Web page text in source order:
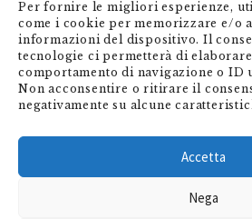
Per fornire le migliori esperienze,
come i cookie per memorizzare e/o
informazioni del dispositivo. Il
tecnologie ci permetterà di
comportamento di navigazione o ID
Non acconsentire o ritirare il
negativamente su alcune
Accetta
Nega
Politica dei resi
Informativa sulla privacy
Il mio account
Carrello
Via Giovanni Antonio Orelli 29
Casella postale 563